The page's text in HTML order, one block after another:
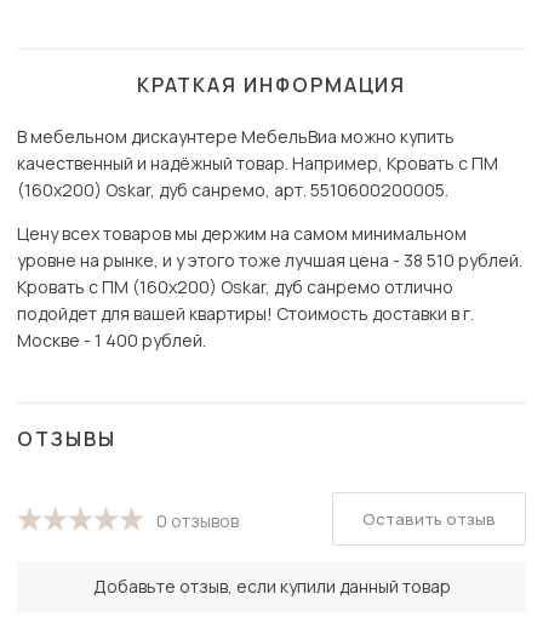
КРАТКАЯ ИНФОРМАЦИЯ
В мебельном дискаунтере МебельВиа можно купить
качественный и надёжный товар. Например, Кровать с ПМ
(160х200) Oskar, дуб санремо, арт. 5510600200005.
Цену всех товаров мы держим на самом минимальном
уровне на рынке, и у этого тоже лучшая цена - 38 510 рублей.
Кровать с ПМ (160х200) Oskar, дуб санремо отлично
подойдет для вашей квартиры! Стоимость доставки в г.
Москве - 1 400 рублей.
ОТЗЫВЫ
0 отзывов
Добавьте отзыв, если купили данный товар
Оставить отзыв